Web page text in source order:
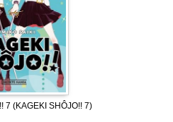
7 (KAGEKI SHÔJO!! 7)